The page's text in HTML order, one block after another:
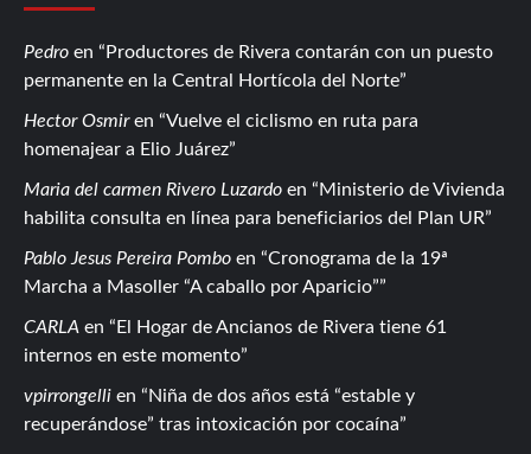
Pedro en
Productores de Rivera contarán con un puesto
permanente en la Central Hortícola del Norte
Hector Osmiren
Vuelve el ciclismo en ruta para
homenajear a Elio Juárez
Maria del carmen Rivero Luzardo en
Ministerio de Vivienda
habilita consulta en línea para beneficiarios del Plan UR
Pablo Jesus Pereira Pombo en
Cronograma de la 19ª
Marcha a Masoller “A caballo por Aparicio”
CARLA en
El Hogar de Ancianos de Rivera tiene 61
internos en este momento
vpirrongelli en
Niña de dos años está “estable y
recuperándose” tras intoxicación por cocaína